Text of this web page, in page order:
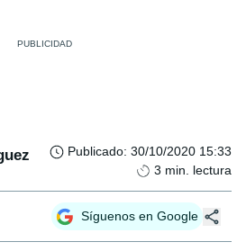
Publicado: 30/10/2020 15:33
3 min. lectura
Síguenos en Google